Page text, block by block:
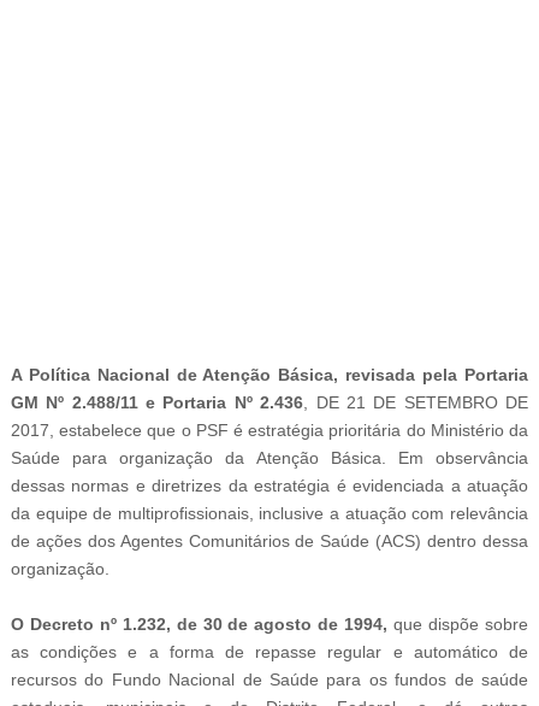
A Política Nacional de Atenção Básica, revisada pela Portaria
GM Nº 2.488/11 e Portaria Nº 2.436 , DE 21 DE SETEMBRO DE
2017 , estabelece que o PSF é estratégia prioritária do Ministério da
Saúde para organização da Atenção Básica. Em observância
dessas normas e diretrizes da estratégia é evidenciada a atuação
da equipe de multiprofissionais, inclusive a atuação com relevância
de ações dos Agentes Comunitários de Saúde (ACS) dentro dessa
organização.
O Decreto nº 1.232, de 30 de agosto de 1994, que dispõe sobre
as condições e a forma de repasse regular e automático de
recursos do Fundo Nacional de Saúde para os fundos de saúde